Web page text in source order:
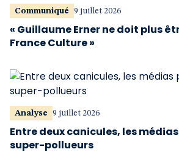
Communiqué 9 juillet 2026
« Guillaume Erner ne doit plus
France Culture »
Analyse 9 juillet 2026
Entre deux canicules, les
super-pollueurs